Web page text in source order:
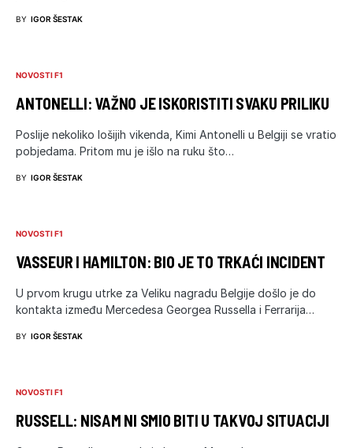
BY IGOR ŠESTAK
NOVOSTI F1
ANTONELLI: VAŽNO JE ISKORISTITI SVAKU PRILIKU
Poslije nekoliko lošijih vikenda, Kimi Antonelli u Belgiji se vratio
pobjedama. Pritom mu je išlo na ruku što…
BY IGOR ŠESTAK
NOVOSTI F1
VASSEUR I HAMILTON: BIO JE TO TRKAĆI INCIDENT
U prvom krugu utrke za Veliku nagradu Belgije došlo je do
kontakta između Mercedesa Georgea Russella i Ferrarija…
BY IGOR ŠESTAK
NOVOSTI F1
RUSSELL: NISAM NI SMIO BITI U TAKVOJ SITUACIJI